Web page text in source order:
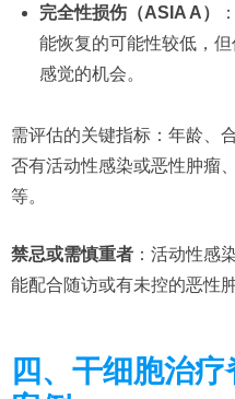
完全性损伤（ASIA A）
能恢复的可能性较低，
感觉的机会。
需评估的关键指标：年龄、
否有活动性感染或恶性肿瘤
等。
禁忌或需慎重者 ：活动性感
能配合随访或有未控的恶性
四、干细胞治